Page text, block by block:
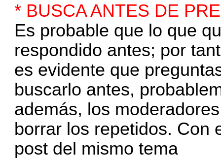
* BUSCA ANTES DE
Es probable que lo que
respondido antes; por
es evidente que
buscarlo antes,
además, los
borrar los repetidos. Con
post del mismo tema